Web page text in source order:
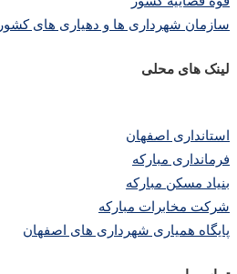
سازمان شهرداری ها و دهیاری های کشور
لینک های محلی
استانداری اصفهان
فرمانداری مبارکه
بنیاد مسکن مبارکه
شرکت مخابرات مبارکه
پایگاه همیاری شهرداری های اصفهان